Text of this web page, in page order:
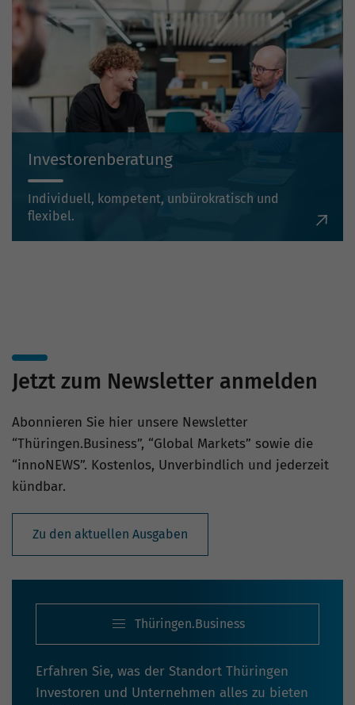
Investorenberatung
Individuell, kompetent, unbürokratisch und
flexibel.
Jetzt zum Newsletter anmelden
Abonnieren Sie hier unsere Newsletter
“Thüringen.Business”, “Global Markets” sowie die
“innoNEWS”. Kostenlos, Unverbindlich und jederzeit
kündbar.
Zu den aktuellen Ausgaben
Thüringen.Business
Erfahren Sie, was der Standort Thüringen
Investoren und Unternehmen alles zu bieten